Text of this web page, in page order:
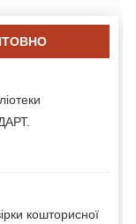
кошторисної